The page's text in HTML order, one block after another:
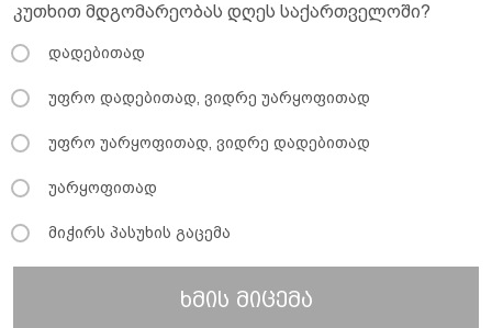
კუთხით მდგომარეობას დღეს საქართველოში?
დადებითად
უფრო დადებითად, ვიდრე უარყოფითად
უფრო უარყოფითად, ვიდრე დადებითად
უარყოფითად
მიჭირს პასუხის გაცემა
ხმის მიცემა